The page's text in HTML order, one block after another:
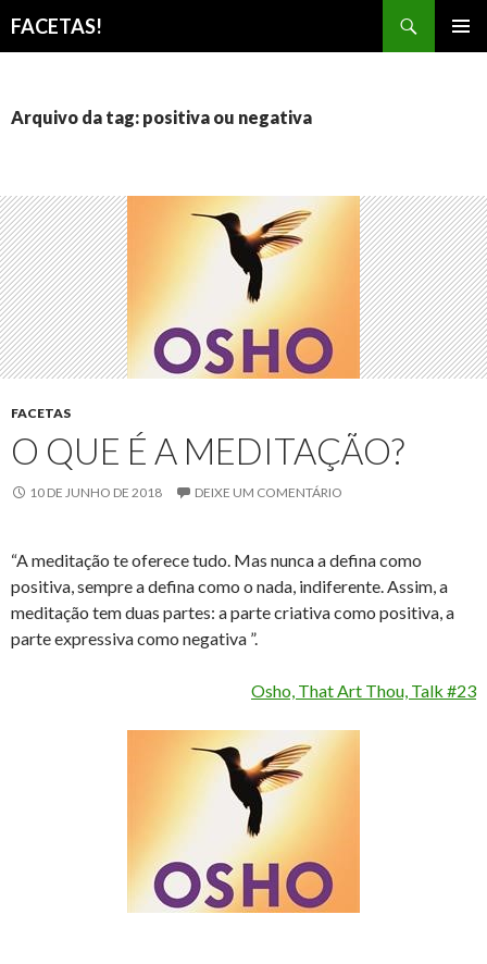
FACETAS!
CONTEÚDO
Arquivo da tag: positiva ou negativa
FACETAS
O QUE É A MEDITAÇÃO?
10 DE JUNHO DE 2018 DEIXE UM COMENTÁRIO
“A meditação te oferece tudo. Mas nunca a defina como
positiva, sempre a defina como o nada, indiferente. Assim, a
meditação tem duas partes: a parte criativa como positiva, a
parte expressiva como negativa ”.
Osho, That Art Thou, Talk #23